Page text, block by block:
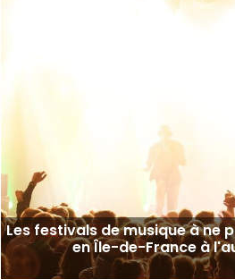
Les festivals de musique à ne
en Île-de-France à